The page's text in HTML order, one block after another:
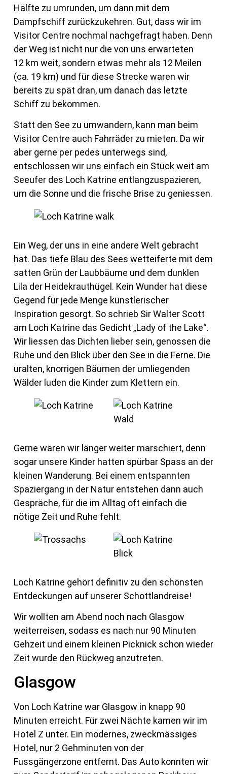
Hälfte zu umrunden, um dann mit dem
Dampfschiff zurückzukehren. Gut, dass wir im
Visitor Centre nochmal nachgefragt haben. Denn
der Weg ist nicht nur die von uns erwarteten
12 km weit, sondern etwas mehr als 12 Meilen
(ca. 19 km) und für diese Strecke waren wir
bereits zu spät dran, um danach das letzte
Schiff zu bekommen.
Statt den See zu umwandern, kann man beim
Visitor Centre auch Fahrräder zu mieten. Da wir
aber gerne per pedes unterwegs sind,
entschlossen wir uns einfach ein Stück weit am
Seeufer des Loch Katrine entlangzuspazieren,
um die Sonne und die frische Brise zu geniessen.
Ein Weg, der uns in eine andere Welt gebracht
hat. Das tiefe Blau des Sees wetteiferte mit dem
satten Grün der Laubbäume und dem dunklen
Lila der Heidekrauthügel. Kein Wunder hat diese
Gegend für jede Menge künstlerischer
Inspiration gesorgt. So schrieb Sir Walter Scott
am Loch Katrine das Gedicht „Lady of the Lake“.
Wir liessen das Dichten lieber sein, genossen die
Ruhe und den Blick über den See in die Ferne. Die
uralten, knorrigen Bäumen der umliegenden
Wälder luden die Kinder zum Klettern ein.
Gerne wären wir länger weiter marschiert, denn
sogar unsere Kinder hatten spürbar Spass an der
kleinen Wanderung. Bei einem entspannten
Spaziergang in der Natur entstehen dann auch
Gespräche, für die im Alltag oft einfach die
nötige Zeit und Ruhe fehlt.
Loch Katrine gehört definitiv zu den schönsten
Entdeckungen auf unserer Schottlandreise!
Wir wollten am Abend noch nach Glasgow
weiterreisen, sodass es nach nur 90 Minuten
Gehzeit und einem kleinen Picknick schon wieder
Zeit wurde den Rückweg anzutreten.
Glasgow
Von Loch Katrine war Glasgow in knapp 90
Minuten erreicht. Für zwei Nächte kamen wir im
Hotel Z unter. Ein modernes, zweckmässiges
Hotel, nur 2 Gehminuten von der
Fussgängerzone entfernt. Das Auto konnten wir